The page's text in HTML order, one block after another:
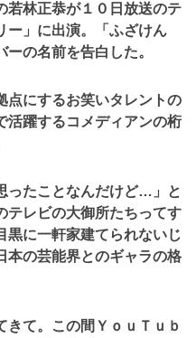
林正恭が１０日放送のテ
ー」に出演。「ふざけん
の名前を告白した。
点にするお笑いタレントの
活躍するコメディアンの桁
ったことなんだけど…」と
テレビの大御所たちってす
黒に一軒家建てられないじ
本の芸能界とのギャラの格
て。この間ＹｏｕＴｕｂ